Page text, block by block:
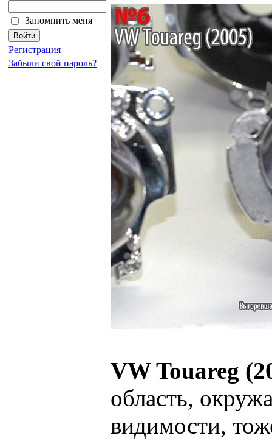
Запомнить меня
Регистрация
Забыли свой пароль?
VW Touareg
область,
видимости,